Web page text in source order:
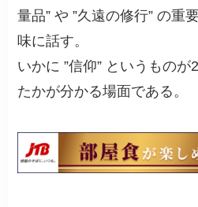
量品” や ”久遠の修行” の重
味に話す。
いかに ”信仰” というもの
たかが分かる場面である。